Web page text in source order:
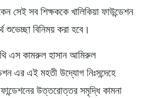
সেই সব শিক্ষককে খালিকিয়া ফাউন্ডেশন
বিনিময় করা হবে।
এস কামরুল হাসান আমিরুল
এর এই মহতী উদ্যোগ নিঃসন্দেহে
উত্তরোত্তর সমৃদ্ধি কামনা